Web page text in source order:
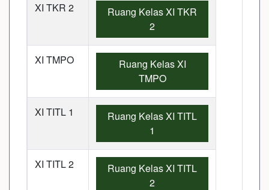
XI TKR 2
Ruang Kelas XI TKR
2
XI TMPO
Ruang Kelas XI
TMPO
XI TITL 1
Ruang Kelas XI TITL
1
XI TITL 2
Ruang Kelas XI TITL
2